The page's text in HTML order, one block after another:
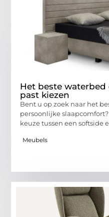
Het beste
past kiezen
Bent u op zoek naar het
persoonlijke
keuze tussen een softside
Meubels